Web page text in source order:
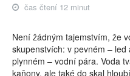
čas čtení 12 minut
Není žádným tajemstvím, že
skupenstvích: v pevném –
plynném – vodní pára. Voda
kaňony, ale také do skal